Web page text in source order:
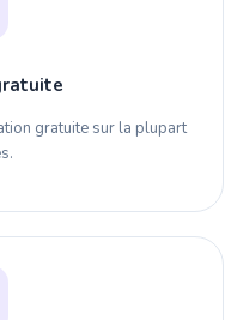
gratuite sur la plupart